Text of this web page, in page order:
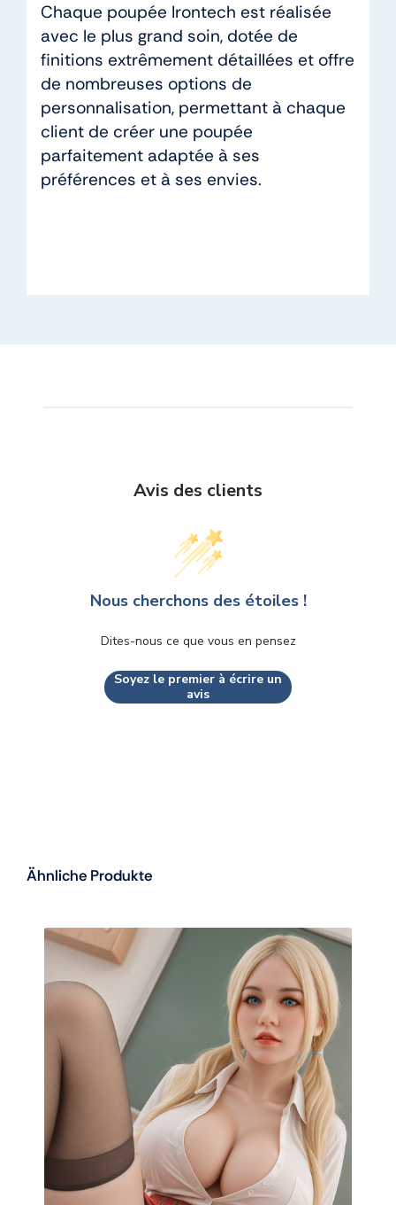
Chaque poupée Irontech est réalisée
avec le plus grand soin, dotée de
finitions extrêmement détaillées et offre
de nombreuses options de
personnalisation, permettant à chaque
client de créer une poupée
parfaitement adaptée à ses
préférences et à ses envies.
Avis des clients
Nous cherchons des étoiles !
Dites-nous ce que vous en pensez
Soyez le premier à écrire un
avis
Ähnliche Produkte